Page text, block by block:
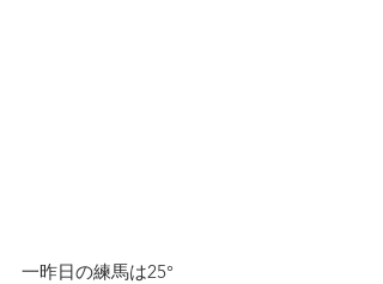
一昨日の練馬は25°